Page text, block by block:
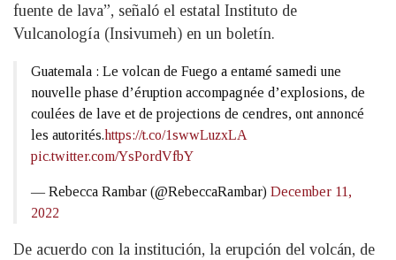
fuente de lava”, señaló el estatal Instituto de
Vulcanología (Insivumeh) en un boletín.
Guatemala : Le volcan de Fuego a entamé samedi une
nouvelle phase d’éruption accompagnée d’explosions, de
coulées de lave et de projections de cendres, ont annoncé
les autorités.https://t.co/1swwLuzxLA
pic.twitter.com/YsPordVfbY
— Rebecca Rambar (@RebeccaRambar) December 11,
2022
De acuerdo con la institución, la erupción del volcán, de